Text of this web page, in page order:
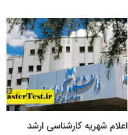
اعلام شهریه کارشناسی ارشد